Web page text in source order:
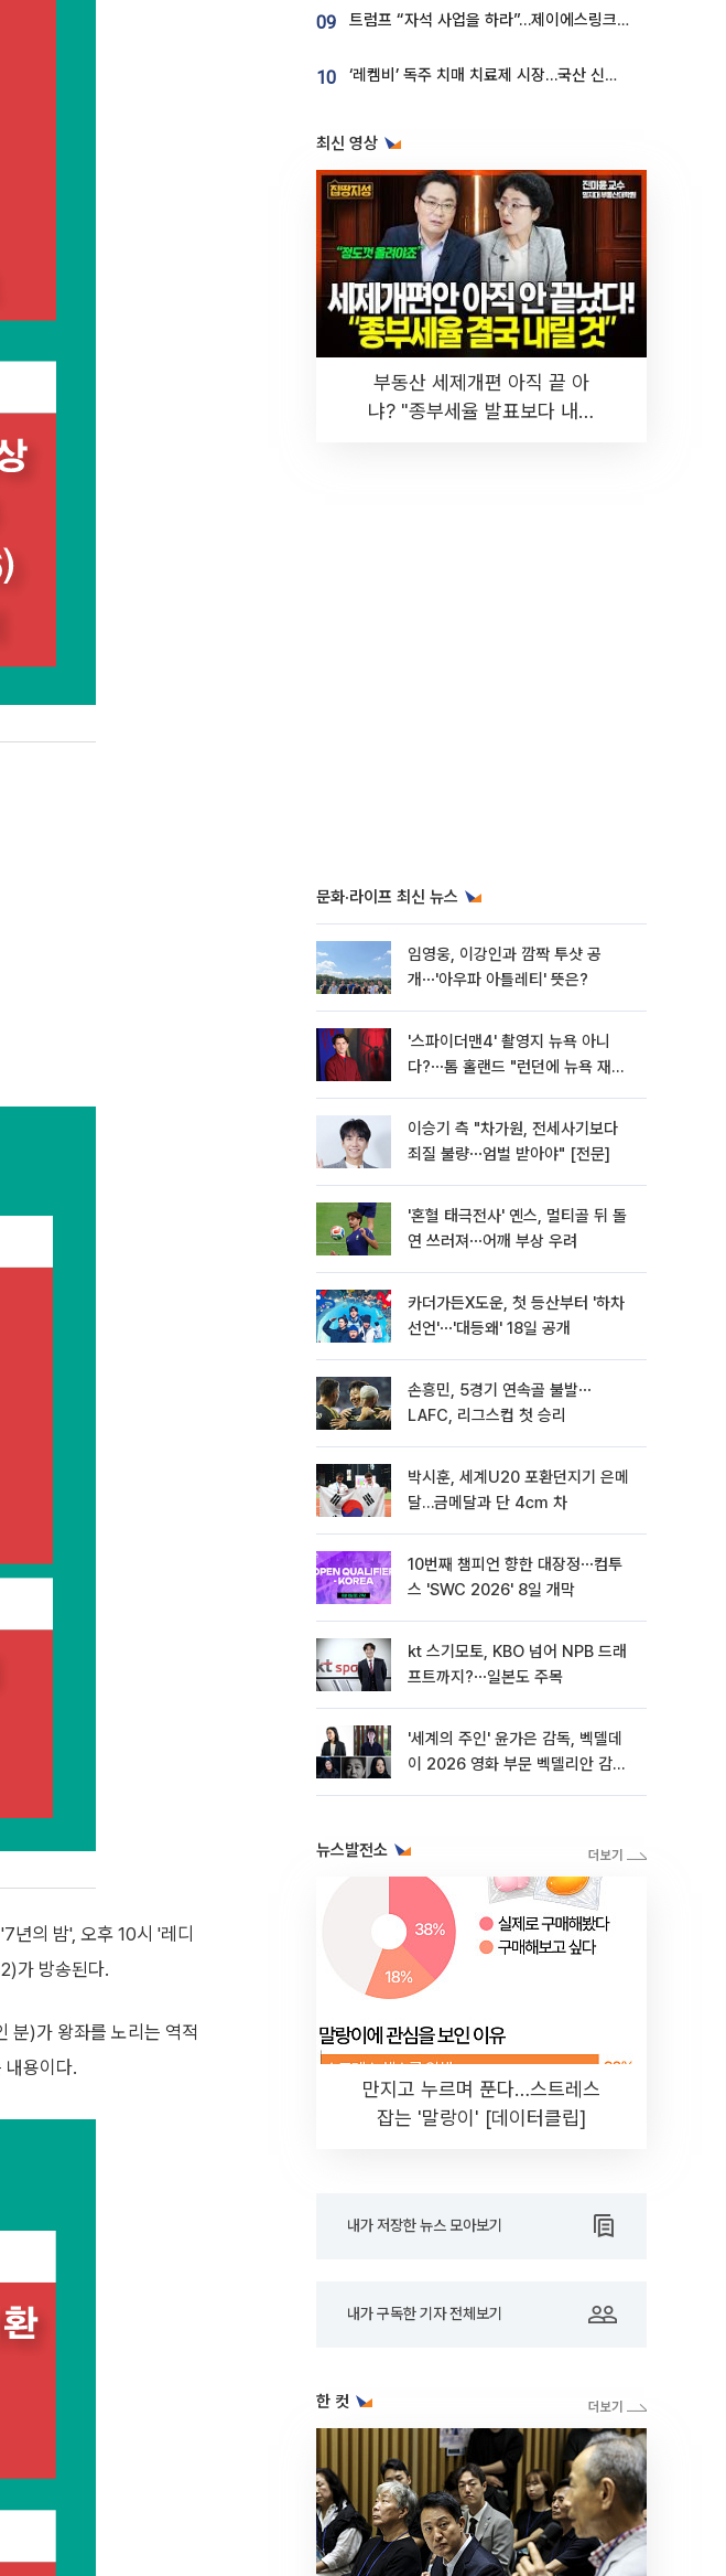
년의 밤', 오후 10시 '레디
가 방송된다.
분)가 왕좌를 노리는 역적
내용이다.
09 트럼프 “자석 사업을 하라”…제이에스링크, 비중국 영구자석 공급망 구축 속도
10 ‘레켐비’ 독주 치매 치료제 시장…국산 신약 등장하나
최신 영상
부동산 세제개편 아직 끝 아
냐? "종부세율 발표보다 내릴
문화·라이프 최신 뉴스
임영웅, 이강인과 깜짝 투샷 공
개⋯'아우파 아틀레티' 뜻은?
'스파이더맨4' 촬영지 뉴욕 아니
다?⋯톰 홀랜드 "런던에 뉴욕 재현
이승기 측 "차가원, 전세사기보다
죄질 불량⋯엄벌 받아야" [전문]
'혼혈 태극전사' 옌스, 멀티골 뒤 돌
연 쓰러져⋯어깨 부상 우려
카더가든X도운, 첫 등산부터 '하차
선언'⋯'대등왜' 18일 공개
손흥민, 5경기 연속골 불발⋯
LAFC, 리그스컵 첫 승리
박시훈, 세계U20 포환던지기 은메
달…금메달과 단 4㎝ 차
10번째 챔피언 향한 대장정⋯컴투
스 'SWC 2026' 8일 개막
kt 스기모토, KBO 넘어 NPB 드래
프트까지?⋯일본도 주목
'세계의 주인' 윤가은 감독, 벡델데
이 2026 영화 부문 벡델리안 감독
뉴스발전소
만지고 누르며 푼다…스트레스
잡는 '말랑이' [데이터클립]
내가 저장한 뉴스 모아보기
내가 구독한 기자 전체보기
한 컷